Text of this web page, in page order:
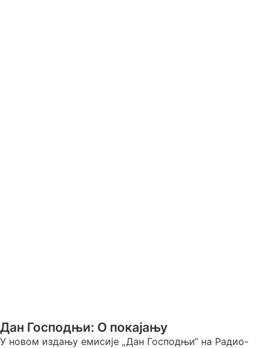
Дан Господњи: О покајању
У новом издању емисије „Дан Господњи“ на Радио-